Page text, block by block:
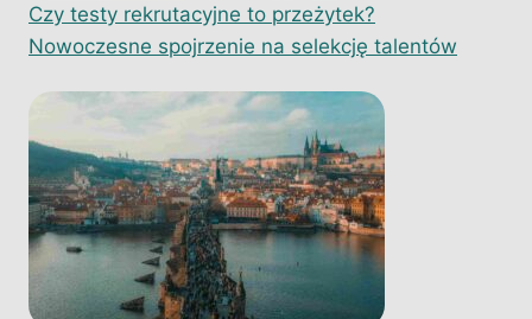
Czy testy rekrutacyjne to przeżytek?
Nowoczesne spojrzenie na selekcję talentów